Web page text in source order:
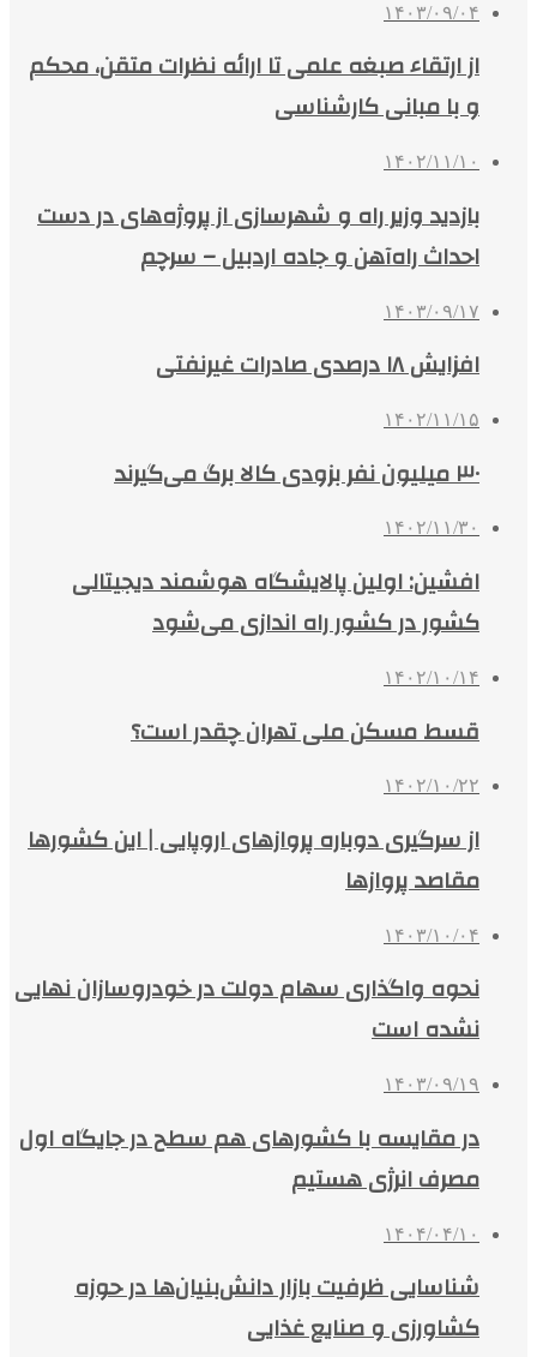
۱۴۰۳/۰۹/۰۴
از ارتقاء صبغه علمی تا ارائه نظرات متقن، محکم
و با مبانی کارشناسی
۱۴۰۲/۱۱/۱۰
بازدید وزیر راه و شهرسازی از پروژه‌های در دست
احداث راه‌آهن و جاده اردبیل – سرچم
۱۴۰۳/۰۹/۱۷
افزایش ۱۸ درصدی صادرات غیرنفتی
۱۴۰۲/۱۱/۱۵
۳۰ میلیون نفر بزودی کالا برگ می‌گیرند
۱۴۰۲/۱۱/۳۰
افشین: اولین پالایشگاه هوشمند دیجیتالی
کشور در کشور راه اندازی می‌شود
۱۴۰۲/۱۰/۱۴
قسط مسکن ملی تهران چقدر است؟
۱۴۰۲/۱۰/۲۲
از سرگیری دوباره پروازهای اروپایی | این کشورها
مقاصد پروازها
۱۴۰۳/۱۰/۰۴
نحوه واگذاری سهام دولت در خودروسازان نهایی
نشده است
۱۴۰۳/۰۹/۱۹
در مقایسه با کشورهای هم سطح در جایگاه اول
مصرف انرژی هستیم
۱۴۰۴/۰۴/۱۰
شناسایی ظرفیت‌ بازار دانش‌بنیان‌ها در حوزه
کشاورزی و صنایع غذایی